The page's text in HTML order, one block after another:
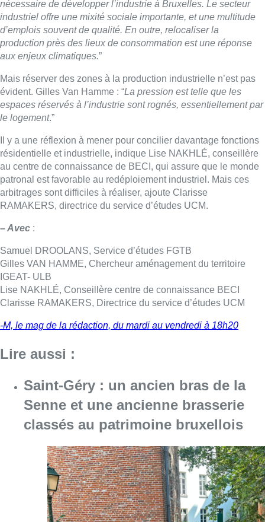
au centre de connaissance de BECI, qui assure que le monde
patronal est favorable au redéploiement industriel. Mais ces
arbitrages sont difficiles à réaliser, ajoute Clarisse
RAMAKERS, directrice du service d’études UCM.
Samuel DROOLANS, Service d’études FGTB
Gilles VAN HAMME, Chercheur aménagement du territoire
IGEAT- ULB
Clarisse RAMAKERS, Directrice du service d’études UCM
-M, le mag de la rédaction, du mardi au vendredi à 18h20
Lire aussi :
Saint-Géry : un ancien bras de la
Senne et une ancienne brasserie
classés au patrimoine bruxellois
06 août 2026Consulter l'article "Saint-Géry : un ancien
La police lance un avis de